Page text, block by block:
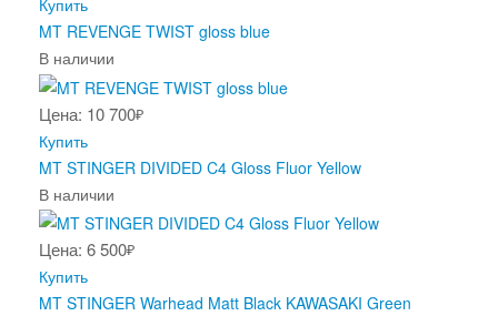
Купить
MT REVENGE TWIST gloss blue
В наличии
Цена: 10 700₽
Купить
MT STINGER DIVIDED C4 Gloss Fluor Yellow
В наличии
Цена: 6 500₽
Купить
MT STINGER Warhead Matt Black KAWASAKI Green